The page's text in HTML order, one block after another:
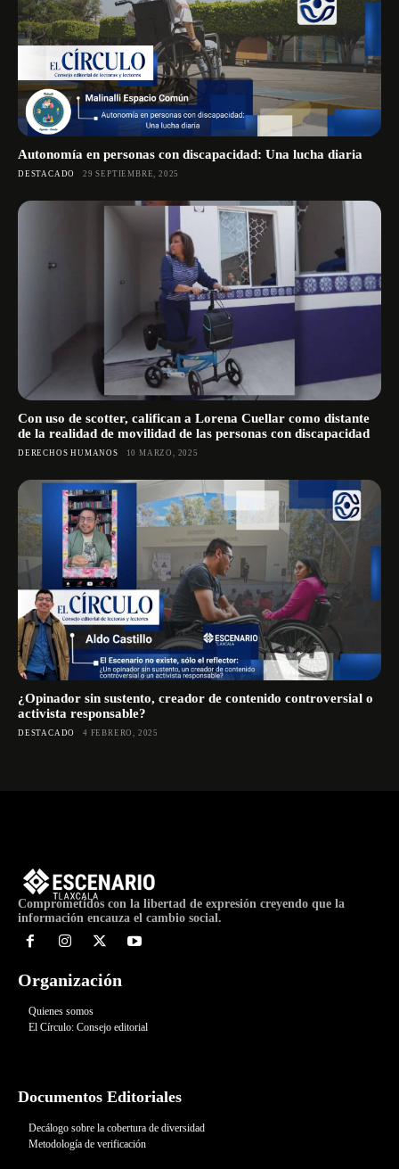
Autonomía en personas con discapacidad: Una lucha diaria
DESTACADO 29 SEPTIEMBRE, 2025
Con uso de scotter, califican a Lorena Cuellar como distante
de la realidad de movilidad de las personas con discapacidad
DERECHOS HUMANOS 10 MARZO, 2025
¿Opinador sin sustento, creador de contenido controversial o
activista responsable?
DESTACADO 4 FEBRERO, 2025
Comprometidos con la libertad de expresión creyendo que la
información encauza el cambio social.
Organización
Quienes somos
El Círculo: Consejo editorial
Documentos Editoriales
Decálogo sobre la cobertura de diversidad
Metodología de verificación